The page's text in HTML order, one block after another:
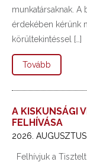
munkatársaknak.
érdekében kérünk
körültekintéssel […]
Tovább
A KISKUNSÁGI
FELHÍVÁSA
2026. AUGUSZTUS
Felhívjuk a